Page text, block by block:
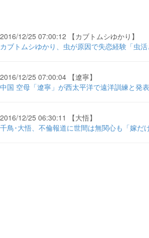
2016/12/25 07:00:12 【カブトムシゆかり】
カブトムシゆかり、虫が原因で失恋経験「虫
2016/12/25 07:00:04 【遼寧】
中国 空母「遼寧」が西太平洋で遠洋訓練と発
2016/12/25 06:30:11 【大悟】
千鳥･大悟、不倫報道に世間は無関心も「嫁だ